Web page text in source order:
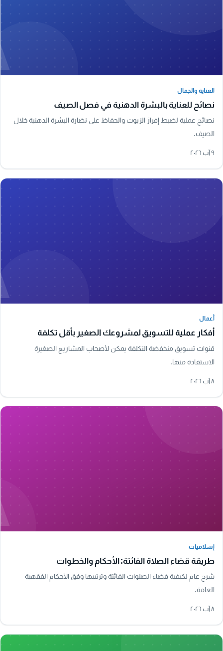
العناية والجمال
نصائح للعناية بالبشرة الدهنية في فصل الصيف
نصائح عملية لضبط إفراز الزيوت والحفاظ على نضارة البشرة الدهنية خلال
الصيف.
٩ آب ٢٠٢٦
أعمال
أفكار عملية للتسويق لمشروعك الصغير بأقل تكلفة
قنوات تسويق منخفضة التكلفة يمكن لأصحاب المشاريع الصغيرة
الاستفادة منها.
٨ آب ٢٠٢٦
إسلاميات
طريقة قضاء الصلاة الفائتة: الأحكام والخطوات
شرح عام لكيفية قضاء الصلوات الفائتة وترتيبها وفق الأحكام الفقهية
العامة.
٨ آب ٢٠٢٦